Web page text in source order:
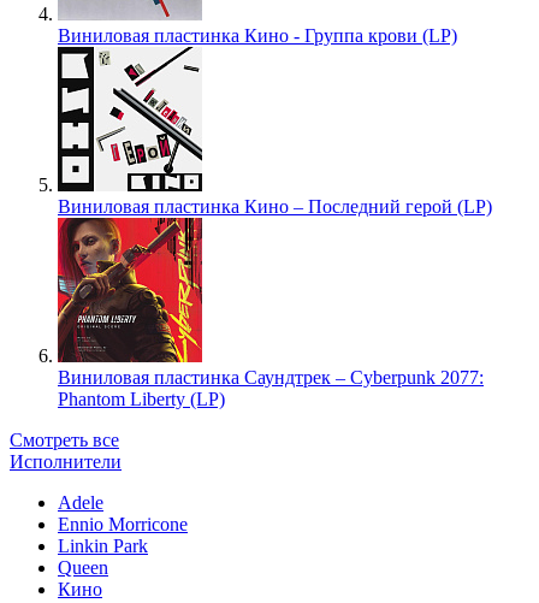
Виниловая пластинка Кино - Группа крови (LP)
Виниловая пластинка Кино – Последний герой (LP)
Виниловая пластинка Саундтрек – Cyberpunk 2077:
Phantom Liberty (LP)
Смотреть все
Исполнители
Adele
Ennio Morricone
Linkin Park
Queen
Кино